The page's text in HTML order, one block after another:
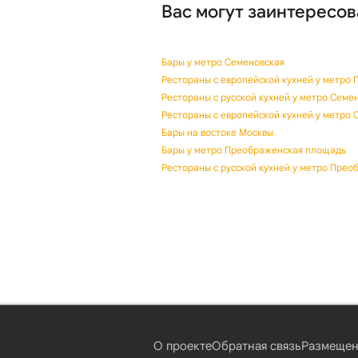
Вас могут
Бары у метро Семеновская
Рестораны с европейской кухней у
Рестораны с русской кухней у метро
Рестораны с европейской кухней у метро
Бары на востоке Москвы
Бары у метро Преображенская площадь
Рестораны с русской кухней у метро
О проектеОбратная связь